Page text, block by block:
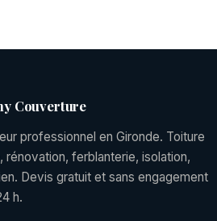
Couverture
professionnel en Gironde. Toiture
rénovation, ferblanterie, isolation,
Devis gratuit et sans engagement
h.